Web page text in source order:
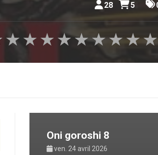
28 5
★
★
★
★
★
★
★
★
★
Oni goroshi 8
ven. 24 avril 2026